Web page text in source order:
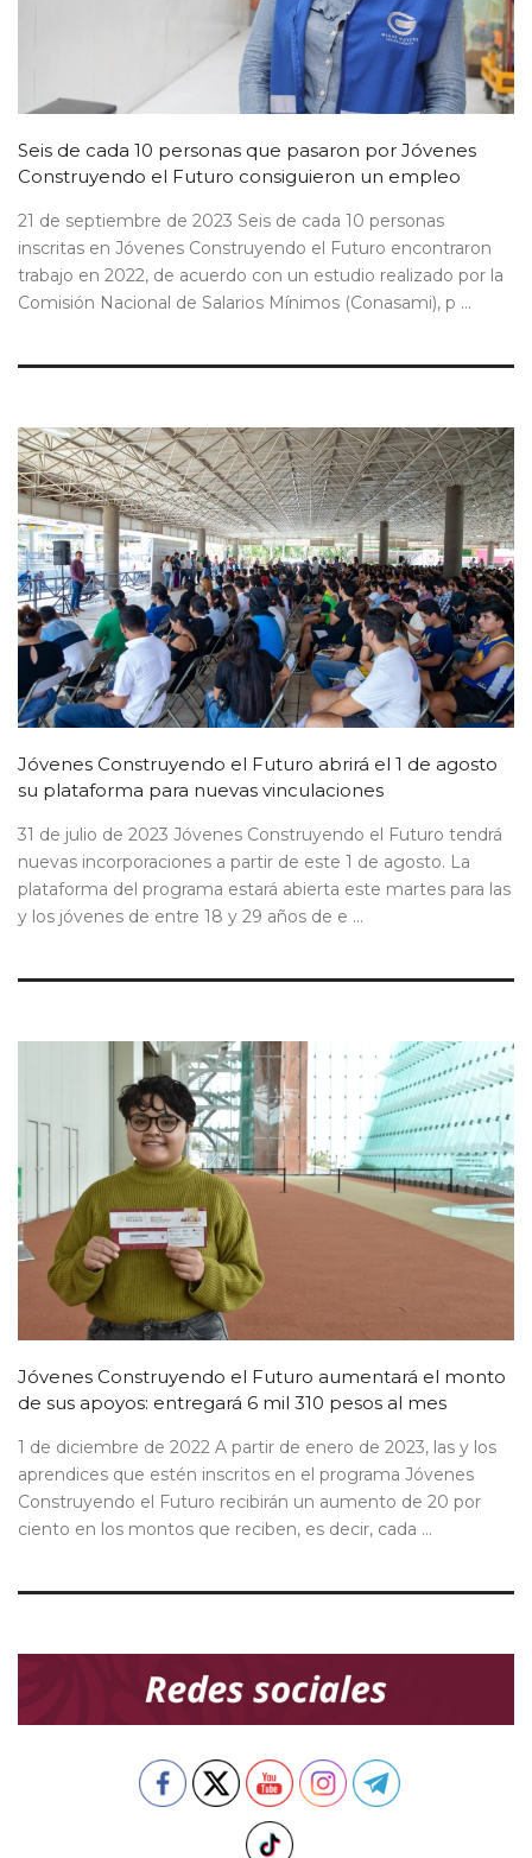
Seis de cada 10 personas que pasaron por Jóvenes
Construyendo el Futuro consiguieron un empleo
21 de septiembre de 2023 Seis de cada 10 personas
inscritas en Jóvenes Construyendo el Futuro encontraron
trabajo en 2022, de acuerdo con un estudio realizado por la
Comisión Nacional de Salarios Mínimos (Conasami), p ...
Jóvenes Construyendo el Futuro abrirá el 1 de agosto
su plataforma para nuevas vinculaciones
31 de julio de 2023 Jóvenes Construyendo el Futuro tendrá
nuevas incorporaciones a partir de este 1 de agosto. La
plataforma del programa estará abierta este martes para las
y los jóvenes de entre 18 y 29 años de e ...
Jóvenes Construyendo el Futuro aumentará el monto
de sus apoyos: entregará 6 mil 310 pesos al mes
1 de diciembre de 2022 A partir de enero de 2023, las y los
aprendices que estén inscritos en el programa Jóvenes
Construyendo el Futuro recibirán un aumento de 20 por
ciento en los montos que reciben, es decir, cada ...